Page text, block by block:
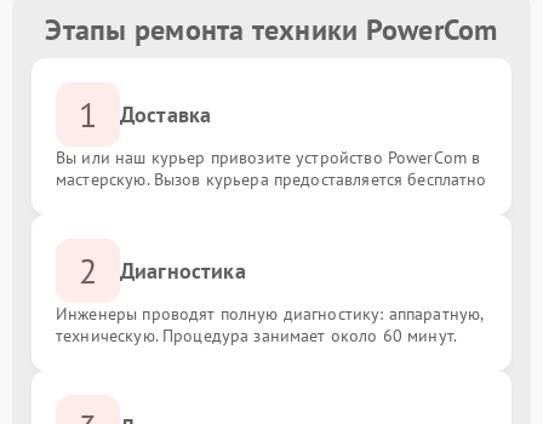
Этапы ремонта техники PowerCom
1 Доставка
Вы или наш курьер привозите устройство PowerCom в
мастерскую. Вызов курьера предоставляется бесплатно
2 Диагностика
Инженеры проводят полную диагностику: аппаратную,
техническую. Процедура занимает около 60 минут.